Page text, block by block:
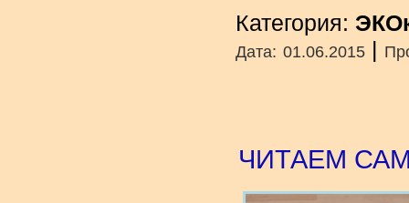
Категория:
Дата: 01.06.2015 |
ЧИТАЕМ